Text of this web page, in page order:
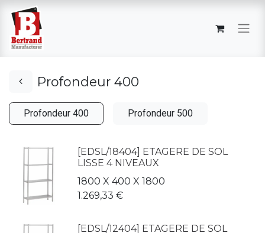
Profondeur 400
Profondeur 400 Profondeur 500
[EDSL/18404] ETAGERE DE SOL
LISSE 4 NIVEAUX
1800 X 400 X 1800
1.269,33 €
[EDSL/12404] ETAGERE DE SOL